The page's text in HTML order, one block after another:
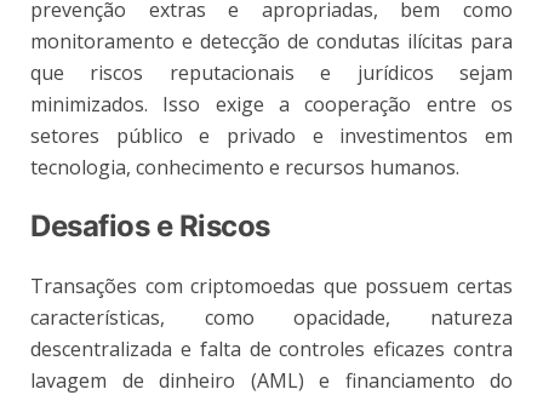
prevenção extras e apropriadas, bem como
monitoramento e detecção de condutas ilícitas para
que riscos reputacionais e jurídicos sejam
minimizados. Isso exige a cooperação entre os
setores público e privado e investimentos em
tecnologia, conhecimento e recursos humanos.
Desafios e Riscos
Transações com criptomoedas que possuem certas
características, como opacidade, natureza
descentralizada e falta de controles eficazes contra
lavagem de dinheiro (AML) e financiamento do